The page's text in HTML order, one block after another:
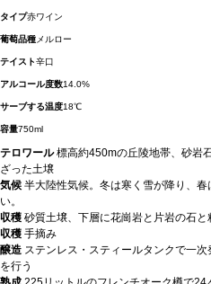
タイプ赤ワイン
葡萄品種メルロー
テイスト辛口
アルコール度数14.0%
サーブする温度18℃
容量750ml
テロワール標高約450mの丘陵地帯、砂岩
ざった土壌
気候半大陸性気候。冬は寒く雪が降り、
い。
収穫砂質土壌、下層に花崗岩と片岩の石と
収穫手摘み
醸造ステンレス・スティールタンクで一
を行う